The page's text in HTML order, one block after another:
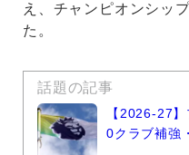
え、チャンピオンシッ
た。
話題の記事
【2026-27
0クラブ補強